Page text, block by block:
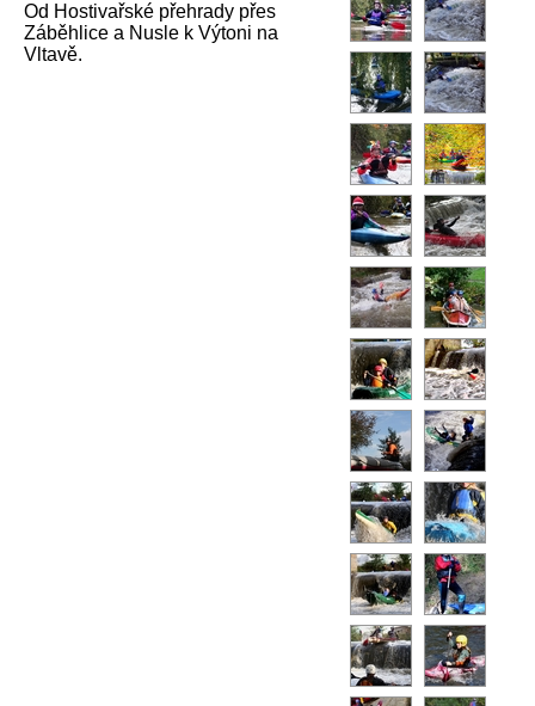
Od Hostivařské přehrady přes
Záběhlice a Nusle k Výtoni na
Vltavě.